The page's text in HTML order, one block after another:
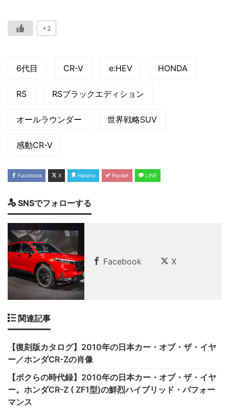
+2
6代目 CR-V e:HEV HONDA
RS RSブラックエディション
オールラウンダー 世界戦略SUV
感動CR-V
Facebook X Hatena Pocket LINE
SNSでフォローする
Facebook X
関連記事
【復刻版カタログ】2010年の日本カー・オブ・ザ・イヤ
ー／ホンダCR-Zの肖像
【ボクらの時代録】2010年の日本カー・オブ・ザ・イヤ
ー。ホンダCR-Z ( ZF1型)の鮮烈ハイブリッド・パフォー
マンス